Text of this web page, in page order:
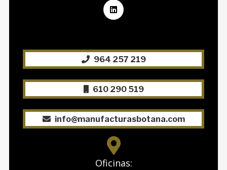
964 257 219
610 290 519
info@manufacturasbotana.com
Oficinas: